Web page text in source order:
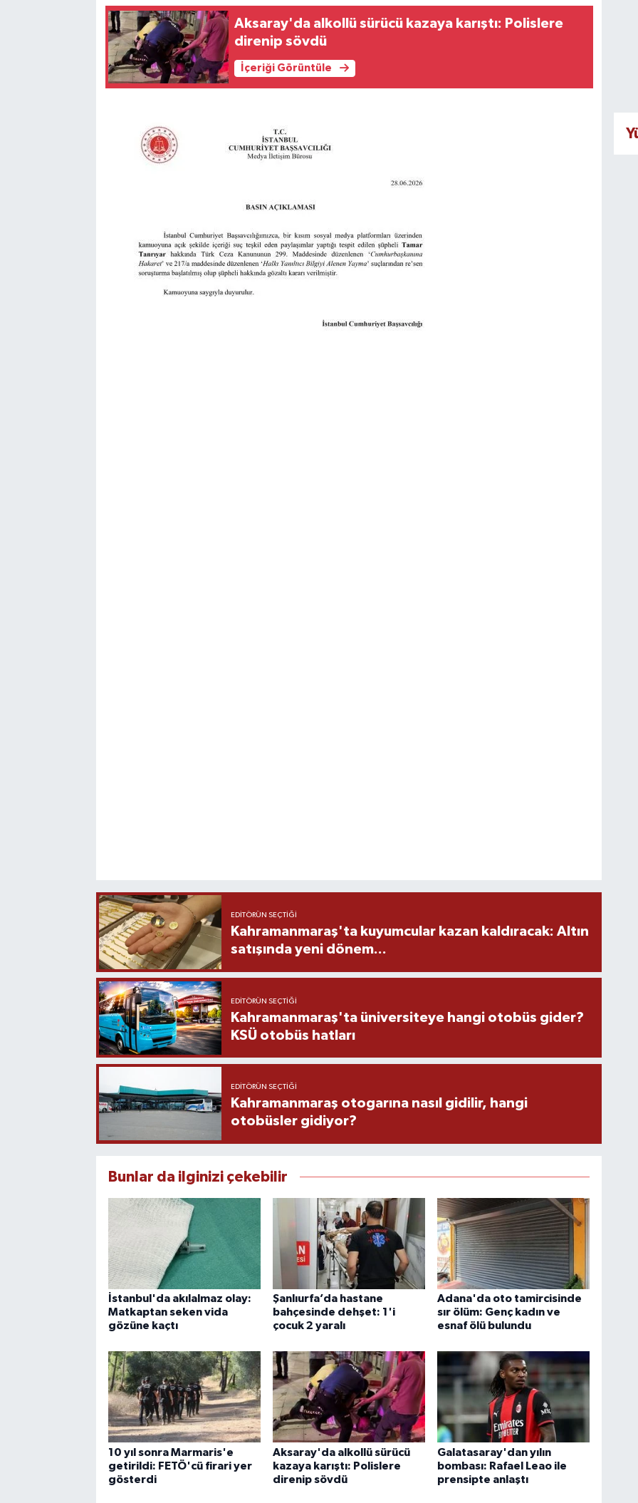
Aksaray'da alkollü sürücü kazaya karıştı: Polislere
direnip sövdü
İçeriği Görüntüle
EDITÖRÜN SEÇTIĞI
Kahramanmaraş'ta kuyumcular kazan kaldıracak: Altın
satışında yeni dönem...
EDITÖRÜN SEÇTIĞI
Kahramanmaraş'ta üniversiteye hangi otobüs gider?
KSÜ otobüs hatları
EDITÖRÜN SEÇTIĞI
Kahramanmaraş otogarına nasıl gidilir, hangi
otobüsler gidiyor?
Bunlar da ilginizi çekebilir
İstanbul'da akılalmaz olay:
Matkaptan seken vida
gözüne kaçtı
Şanlıurfa’da hastane
bahçesinde dehşet: 1'i
çocuk 2 yaralı
Adana'da oto tamircisinde
sır ölüm: Genç kadın ve
esnaf ölü bulundu
10 yıl sonra Marmaris'e
getirildi: FETÖ'cü firari yer
gösterdi
Aksaray'da alkollü sürücü
kazaya karıştı: Polislere
direnip sövdü
Galatasaray'dan yılın
bombası: Rafael Leao ile
prensipte anlaştı